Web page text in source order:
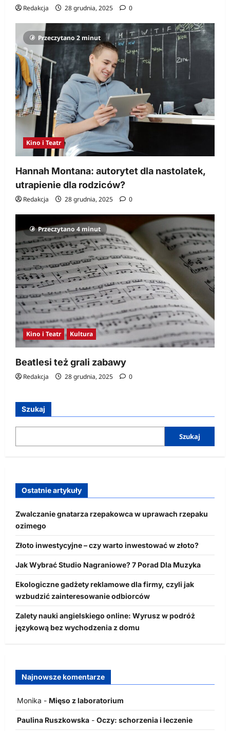
Redakcja 28 grudnia, 2025 0
Przeczytano 2 minut
Kino i Teatr
Hannah Montana: autorytet dla nastolatek,
utrapienie dla rodziców?
Redakcja 28 grudnia, 2025 0
Przeczytano 4 minut
Kino i Teatr Kultura
Beatlesi też grali zabawy
Redakcja 28 grudnia, 2025 0
Szukaj
Szukaj
Ostatnie artykuły
Zwalczanie gnatarza rzepakowca w uprawach rzepaku
ozimego
Złoto inwestycyjne – czy warto inwestować w złoto?
Jak Wybrać Studio Nagraniowe? 7 Porad Dla Muzyka
Ekologiczne gadżety reklamowe dla firmy, czyli jak
wzbudzić zainteresowanie odbiorców
Zalety nauki angielskiego online: Wyrusz w podróż
językową bez wychodzenia z domu
Najnowsze komentarze
Monika - Mięso z laboratorium
Paulina Ruszkowska - Oczy: schorzenia i leczenie